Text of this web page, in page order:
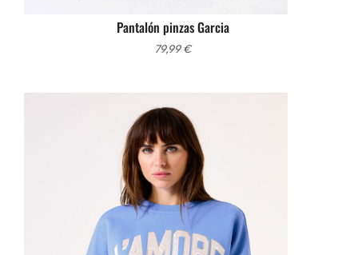
Pantalón pinzas Garcia
79,99€